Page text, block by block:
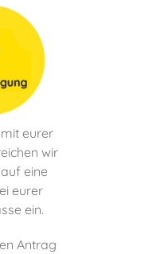
eurer
wir
eine
eurer
ein.
Antrag